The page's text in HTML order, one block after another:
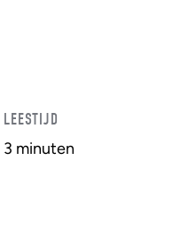
LEESTIJD
3 minuten